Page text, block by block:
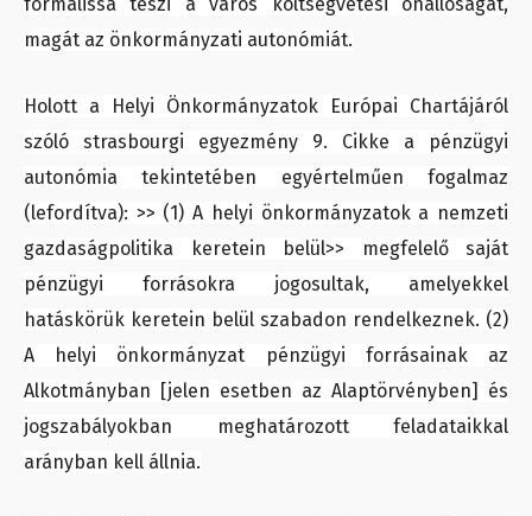
formálissá teszi a város költségvetési önállóságát,
magát az önkormányzati autonómiát.
Holott a Helyi Önkormányzatok Európai Chartájáról
szóló strasbourgi egyezmény 9. Cikke a pénzügyi
autonómia tekintetében egyértelműen fogalmaz
(lefordítva): >> (1) A helyi önkormányzatok a nemzeti
gazdaságpolitika keretein belül>> megfelelő saját
pénzügyi forrásokra jogosultak, amelyekkel
hatáskörük keretein belül szabadon rendelkeznek. (2)
A helyi önkormányzat pénzügyi forrásainak az
Alkotmányban [jelen esetben az Alaptörvényben] és
jogszabályokban meghatározott feladataikkal
arányban kell állnia.